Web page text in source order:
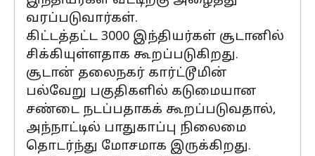
வரப்படுவார்கள்.
கிட்டத்தட்ட 3000 இந்தியர்கள் சூடானில்
சிக்கியுள்ளதாக கூறப்படுகிறது.
சூடான் தலைநகர் கார்ட்டூமின்
பல்வேறு பகுதிகளில் கடுமையான
சண்டை நடப்பதாகக் கூறப்படுவதால்,
அந்நாட்டில் பாதுகாப்பு நிலைமை
தொடர்ந்து மோசமாக இருக்கிறது.